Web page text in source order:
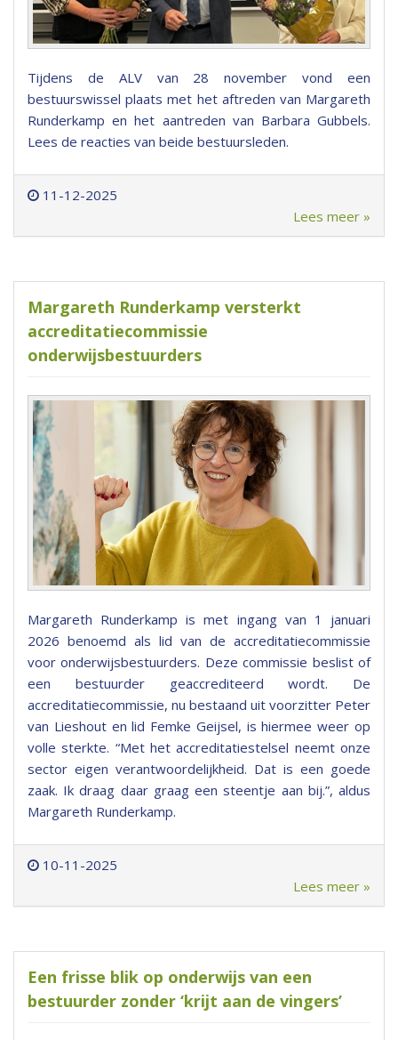
Tijdens de ALV van 28 november vond een
bestuurswissel plaats met het aftreden van Margareth
Runderkamp en het aantreden van Barbara Gubbels.
Lees de reacties van beide bestuursleden.
11-12-2025
Lees meer »
Margareth Runderkamp versterkt
accreditatiecommissie
onderwijsbestuurders
Margareth Runderkamp is met ingang van 1 januari
2026 benoemd als lid van de accreditatiecommissie
voor onderwijsbestuurders. Deze commissie beslist of
een bestuurder geaccrediteerd wordt. De
accreditatiecommissie, nu bestaand uit voorzitter Peter
van Lieshout en lid Femke Geijsel, is hiermee weer op
volle sterkte. “Met het accreditatiestelsel neemt onze
sector eigen verantwoordelijkheid. Dat is een goede
zaak. Ik draag daar graag een steentje aan bij.”, aldus
Margareth Runderkamp.
10-11-2025
Lees meer »
Een frisse blik op onderwijs van een
bestuurder zonder ‘krijt aan de vingers’